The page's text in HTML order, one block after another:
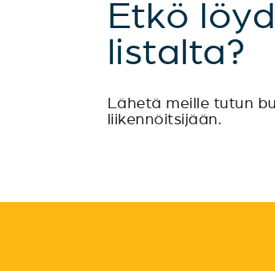
Etkö
listalta?
Lähetä meille tutun
liikennöitsijään.